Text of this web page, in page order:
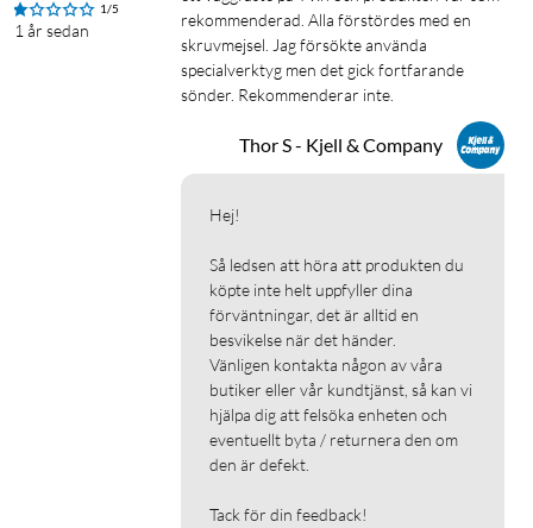
1/5
1 år sedan
rekommenderad. Alla förstördes med en
skruvmejsel. Jag försökte använda
specialverktyg men det gick fortfarande
sönder. Rekommenderar inte.
Thor S - Kjell & Company
Hej!
Så ledsen att höra att produkten du
köpte inte helt uppfyller dina
förväntningar, det är alltid en
besvikelse när det händer.
Vänligen kontakta någon av våra
butiker eller vår kundtjänst, så kan vi
hjälpa dig att felsöka enheten och
eventuellt byta / returnera den om
den är defekt.
Tack för din feedback!